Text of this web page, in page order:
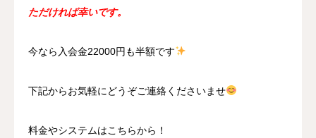
ただければ幸いです。
今なら入会金22000円も半額です
下記からお気軽にどうぞご連絡くださいませ
料金やシステムはこちらから！